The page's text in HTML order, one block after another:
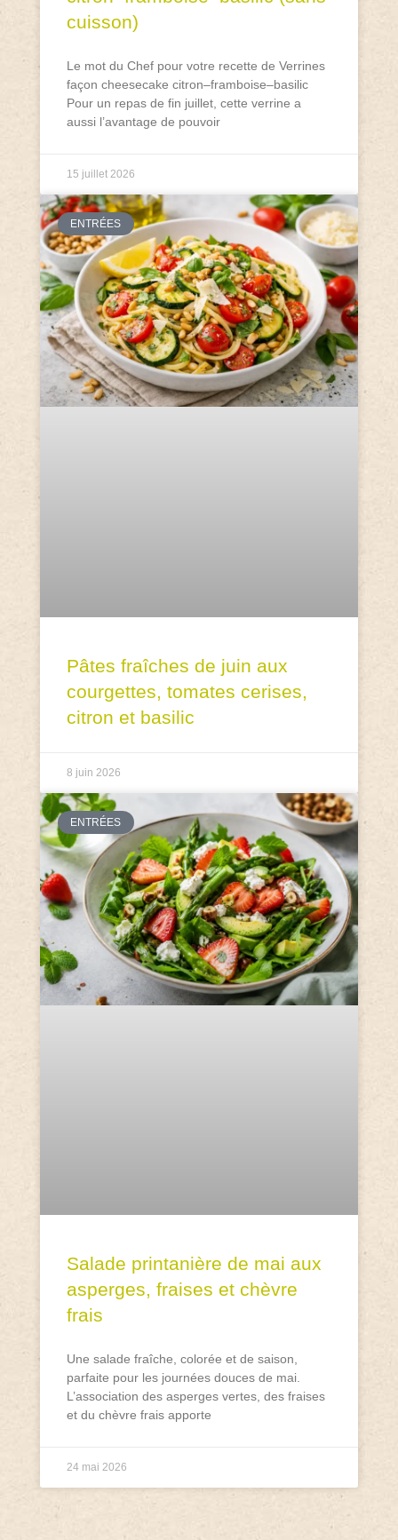
cuisson)
Le mot du Chef pour votre recette de Verrines
façon cheesecake citron–framboise–basilic
Pour un repas de fin juillet, cette verrine a
aussi l’avantage de pouvoir
15 juillet 2026
ENTRÉES
Pâtes fraîches de juin aux
courgettes, tomates cerises,
citron et basilic
8 juin 2026
ENTRÉES
Salade printanière de mai aux
asperges, fraises et chèvre
frais
Une salade fraîche, colorée et de saison,
parfaite pour les journées douces de mai.
L’association des asperges vertes, des fraises
et du chèvre frais apporte
24 mai 2026